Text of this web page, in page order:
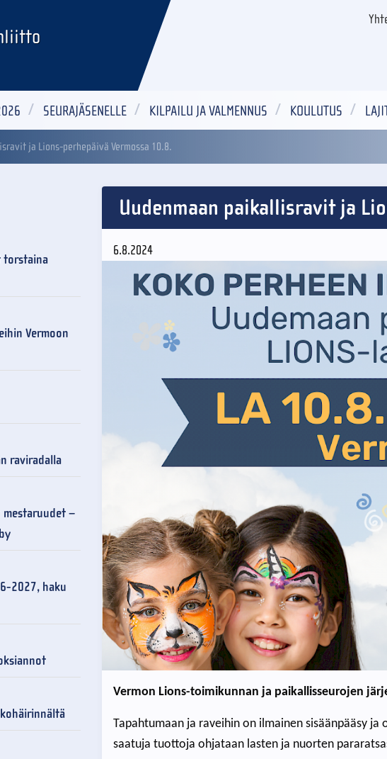
SEURAJÄSENELLE KILPAILU JA VALMENNUS KOULUTUS
ja Lions-perhepäivä Vermossa 10.8.
Uudenmaan paikallisravit ja
6.8.2024
Vermon Lions-toimikunnan ja paikallisseurojen
Tapahtumaan ja raveihin on ilmainen sisäänpääsy
saatuja tuottoja ohjataan lasten ja nuorten
torstaina
Vermoon
raviradalla
mestaruudet –
2027, haku